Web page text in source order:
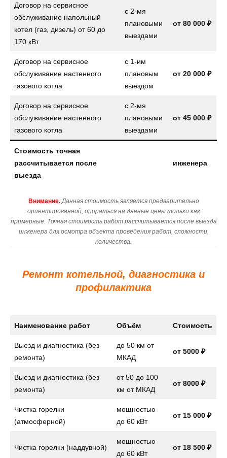
Договор на сервисное
обслуживание напольный
котел (газ, дизель) от 60 до
170 кВт
с 2-мя
плановыми
выездами
от 80 000 ₽
Договор на сервисное
обслуживание настенного
газового котла
с 1-им
плановым
выездом
от 20 000 ₽
Договор на сервисное
обслуживание настенного
газового котла
с 2-мя
плановыми
выездами
от 45 000 ₽
Стоимость точная
рассчитывается после
выезда
инженера
Внимание. Данная стоимость является предварительно
ориентированной, опираться на данные цены только как
примерные. Точная стоимость работ рассчитывается после выезда
инженера для осмотра объекта проведения работ, сложности,
количества.
Ремонт котельной, диагностика и
профилактика
Наименование работ Объём Стоимость
Выезд и диагностика (без
ремонта)
до 50 км от
МКАД
от 5000 ₽
Выезд и диагностика (без
ремонта)
от 50 до 100
км от МКАД
от 8000 ₽
Чистка горелки
(атмосферной)
мощностью
до 60 кВт
от 15 000 ₽
Чистка горелки (наддувной)
мощностью
до 60 кВт
от 18 500 ₽